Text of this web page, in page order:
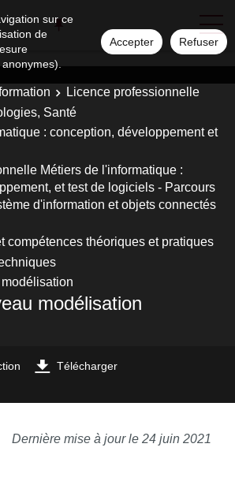
sur ce
de
Accepter Refuser
Licence professionnelle
Santé
: conception, développement et
Métiers de l'informatique :
et test de logiciels - Parcours
d'information et objets connectés
compétences théoriques et pratiques
modélisation
Télécharger
Dernière mise à jour le 24 juin 2021